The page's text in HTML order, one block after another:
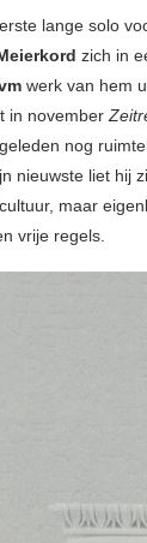
lange solo
zich in
werk van hem
in november
nog
nieuwste liet hij
maar
vrije regels.